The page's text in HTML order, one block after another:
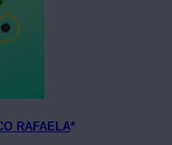
RAFAELA*